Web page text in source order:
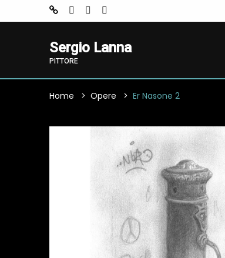
Sergio Lanna
PITTORE
Home Opere Er Nasone 2